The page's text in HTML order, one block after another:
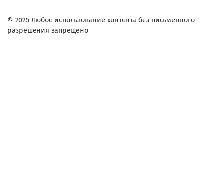
© 2025 Любое использование контента без письменного
разрешения запрещено